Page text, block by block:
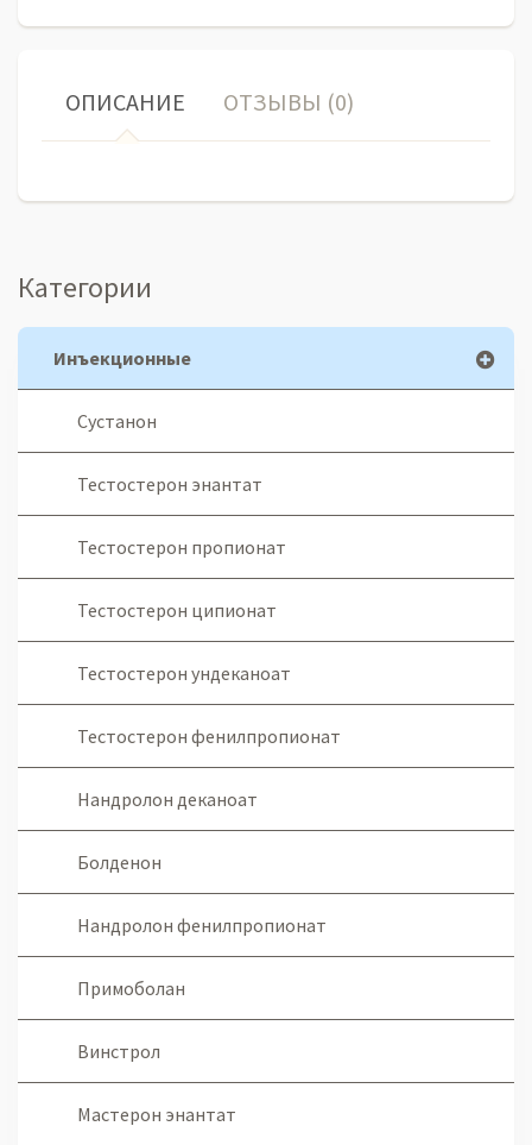
ОПИСАНИЕ ОТЗЫВЫ (0)
Категории
Инъекционные
Сустанон
Тестостерон энантат
Тестостерон пропионат
Тестостерон ципионат
Тестостерон ундеканоат
Тестостерон фенилпропионат
Нандролон деканоат
Болденон
Нандролон фенилпропионат
Примоболан
Винстрол
Мастерон энантат